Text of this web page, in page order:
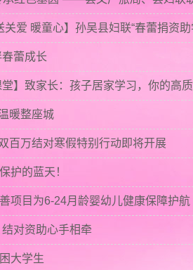
春蕾成长
暖整座城
百万结对寒假特别行动即将开展
护的蓝天！
项目为6-24月龄婴幼儿健康保障护航
结对资助心手相牵
大学生